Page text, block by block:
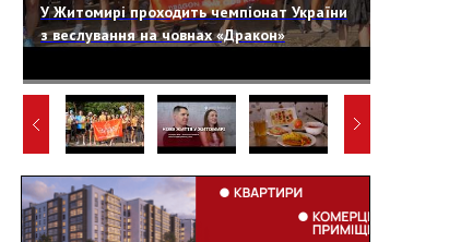
У Житомирі проходить чемпіонат України
з веслування на човнах «Дракон»